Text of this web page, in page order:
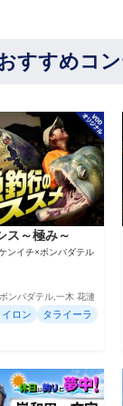
すすめコ
ス～極み～
ンイチ×ボンバダテル
ンバダテル,一木 花漣
イロン タライーラ